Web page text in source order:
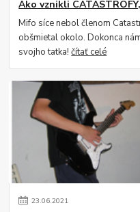
Ako vznikli
Mifo síce nebol členom
obšmietal okolo. Dokonca
svojho tatka!čítať celé
23.06.2021